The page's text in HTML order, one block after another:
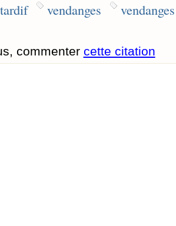
vendanges
commenter cette citation